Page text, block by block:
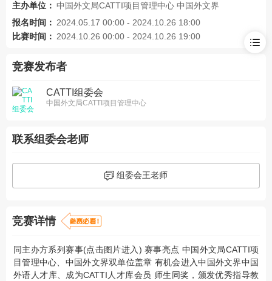
主办单位： 中国外文局CATTI项目管理中心 中国外文界
报名时间： 2024.05.17 00:00 - 2024.10.26 18:00
比赛时间： 2024.10.26 00:00 - 2024.10.26 19:00
竞赛发布者
CATTI组委会
中国外文局CATTI项目管理中心
联系组委会老师
组委会王老师
竞赛详情
同主办方系列赛事(点击图片进入) 赛事亮点 中国外文局CATTI项
目管理中心、中国外文界双单位盖章 有机会进入中国外文界中国
外语人才库、成为CATTI人才库会员 师生同奖，颁发优秀指导教